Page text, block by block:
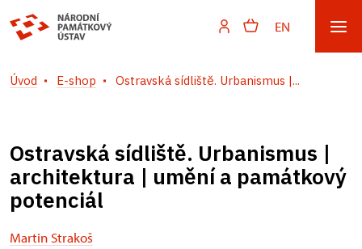
EN
Úvod E-shop Ostravská sídliště. Urbanismus |...
Ostravská sídliště. Urbanismus |
architektura | umění a památkový
potenciál
Martin Strakoš